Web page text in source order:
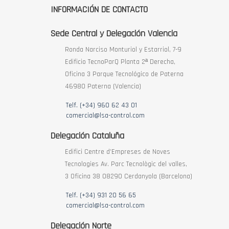
INFORMACIÓN DE CONTACTO
Sede Central y Delegación Valencia
Ronda Narciso Monturiol y Estarriol, 7-9
Edificio TecnoParQ Planta 2ª Derecha,
Oficina 3 Parque Tecnológico de Paterna
46980 Paterna (Valencia)
Telf. (+34) 960 62 43 01
comercial@lsa-control.com
Delegación Cataluña
Edifici Centre d’Empreses de Noves
Tecnologies Av. Parc Tecnològic del valles,
3 Oficina 38 08290 Cerdanyola (Barcelona)
Telf. (+34) 931 20 56 65
comercial@lsa-control.com
Delegación Norte